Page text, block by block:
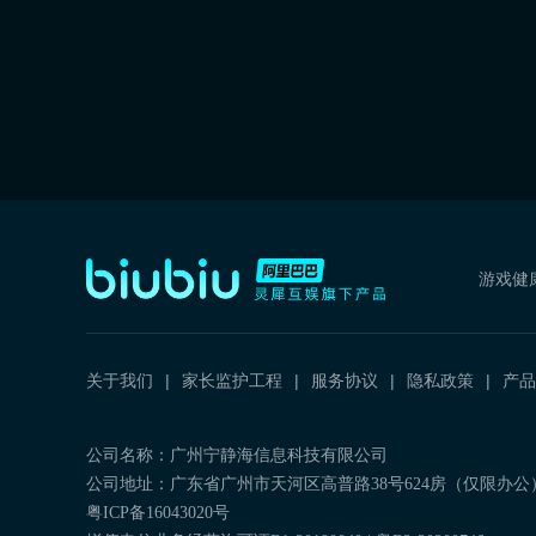
游戏健
关于我们 家长监护工程 服务协议 隐私政策 产
公司名称：广州宁静海信息科技有限公司
公司地址：广东省广州市天河区高普路38号624房（仅限办公
粤ICP备16043020号